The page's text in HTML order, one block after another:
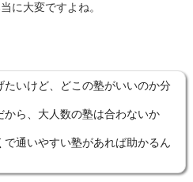
に大変ですよね。
たいけど、どこの塾がいいのか分
から、大人数の塾は合わないか
で通いやすい塾があれば助かるん